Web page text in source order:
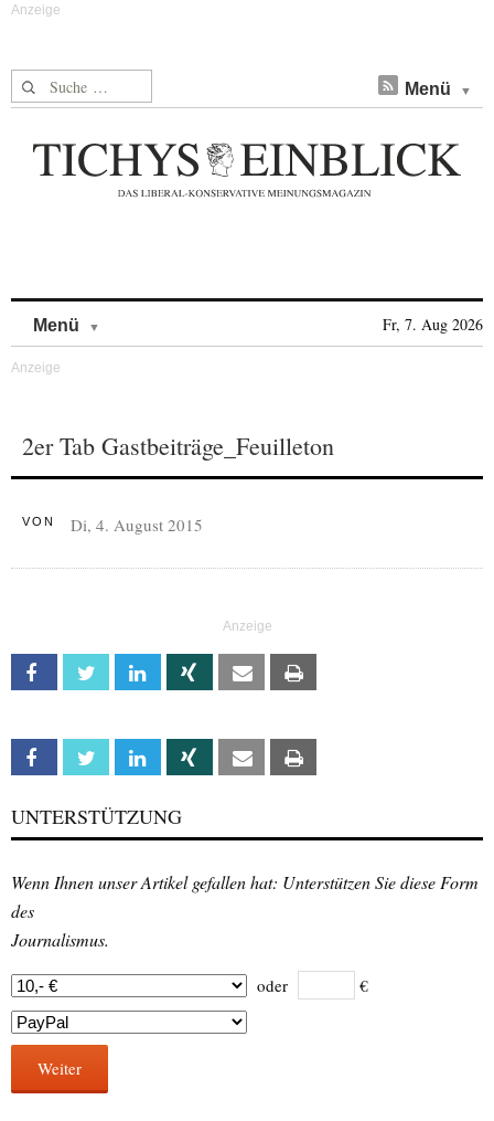
Suche nach: Menü
Menü Fr, 7. Aug 2026
2er Tab Gastbeiträge_Feuilleton
VON Di, 4. August 2015
Facebook Twitter Linkedin Xing Email
Facebook Twitter Linkedin Xing Email
UNTERSTÜTZUNG
Wenn Ihnen unser Artikel gefallen hat: Unterstützen Sie diese Form
des
Journalismus.
oder €
Weiter